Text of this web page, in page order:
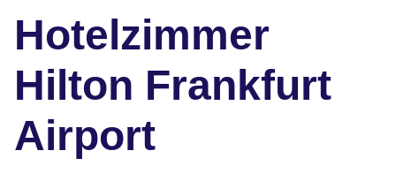
Hotelzimmer
Hilton Frankfurt
Airport